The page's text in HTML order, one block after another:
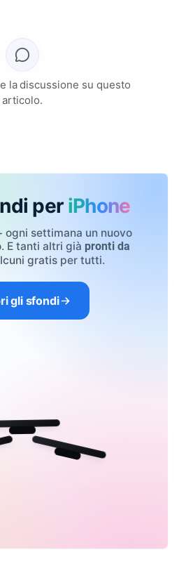
la discussione su questo
articolo.
per iPhone
ogni settimana un nuovo
E tanti altri già pronti da
gratis per tutti.
gli sfondi